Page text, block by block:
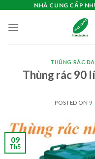
content
NHÀ CUNG CẤP
THÙNG RÁC
Thùng rác 90
POSTED ON 9
09
Th5